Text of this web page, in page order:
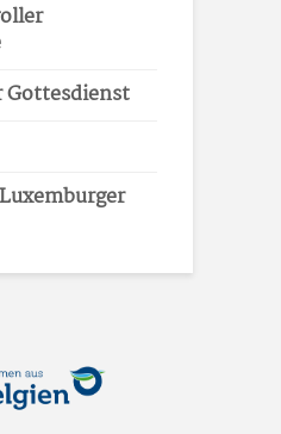
Gottesdienst